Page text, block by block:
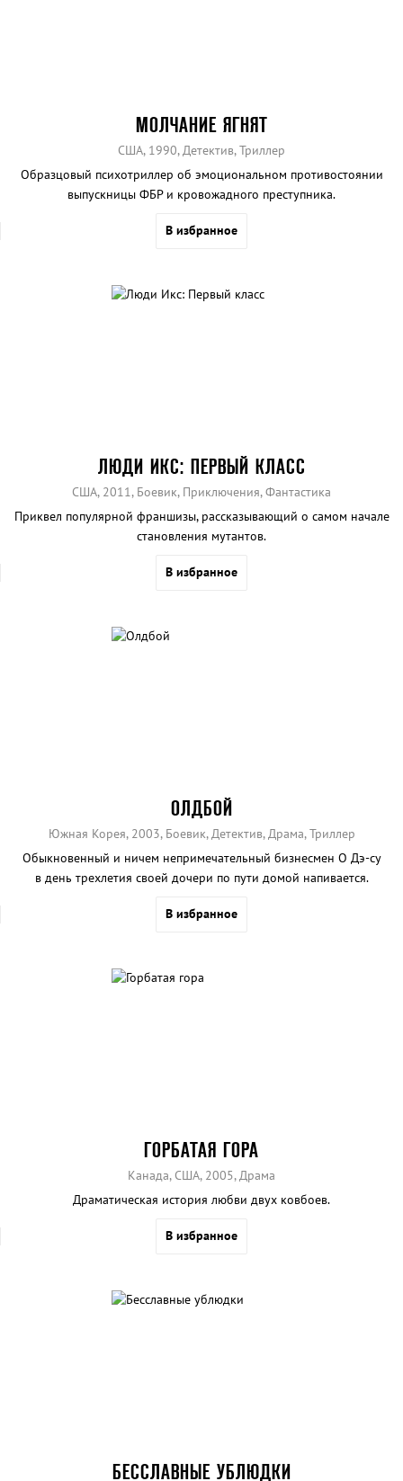
МОЛЧАНИЕ ЯГНЯТ
США, 1990, Детектив, Триллер
Образцовый психотриллер об эмоциональном противостоянии
выпускницы ФБР и кровожадного преступника.
В избранное
ЛЮДИ ИКС: ПЕРВЫЙ КЛАСС
США, 2011, Боевик, Приключения, Фантастика
Приквел популярной франшизы, рассказывающий о самом начале
становления мутантов.
В избранное
ОЛДБОЙ
Южная Корея, 2003, Боевик, Детектив, Драма, Триллер
Обыкновенный и ничем непримечательный бизнесмен О Дэ-cу
в день трехлетия своей дочери по пути домой напивается.
В избранное
ГОРБАТАЯ ГОРА
Канада, США, 2005, Драма
Драматическая история любви двух ковбоев.
В избранное
БЕССЛАВНЫЕ УБЛЮДКИ